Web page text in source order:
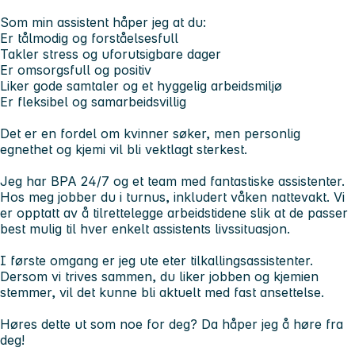
Som min assistent håper jeg at du:
Er tålmodig og forståelsesfull
Takler stress og uforutsigbare dager
Er omsorgsfull og positiv
Liker gode samtaler og et hyggelig arbeidsmiljø
Er fleksibel og samarbeidsvillig
Det er en fordel om kvinner søker, men personlig
egnethet og kjemi vil bli vektlagt sterkest.
Jeg har BPA 24/7 og et team med fantastiske assistenter.
Hos meg jobber du i turnus, inkludert våken nattevakt. Vi
er opptatt av å tilrettelegge arbeidstidene slik at de passer
best mulig til hver enkelt assistents livssituasjon.
I første omgang er jeg ute eter tilkallingsassistenter.
Dersom vi trives sammen, du liker jobben og kjemien
stemmer, vil det kunne bli aktuelt med fast ansettelse.
Høres dette ut som noe for deg? Da håper jeg å høre fra
deg!